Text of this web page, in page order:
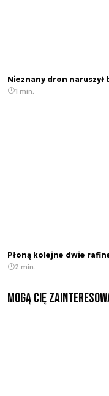
Nieznany dron
1 min.
Płoną kolejne dwie
2 min.
Mogą Cię